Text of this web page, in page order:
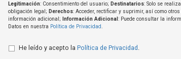
Legitimación: Consentimiento del usuario; Destinatarios: Solo se
obligación legal; Derechos: Acceder, rectificar y suprimir, así como
información adicional;
Información Adicional : Puede consultar la
Datos en nuestra Política de Privacidad.
He leído y acepto la Política de Privacidad .